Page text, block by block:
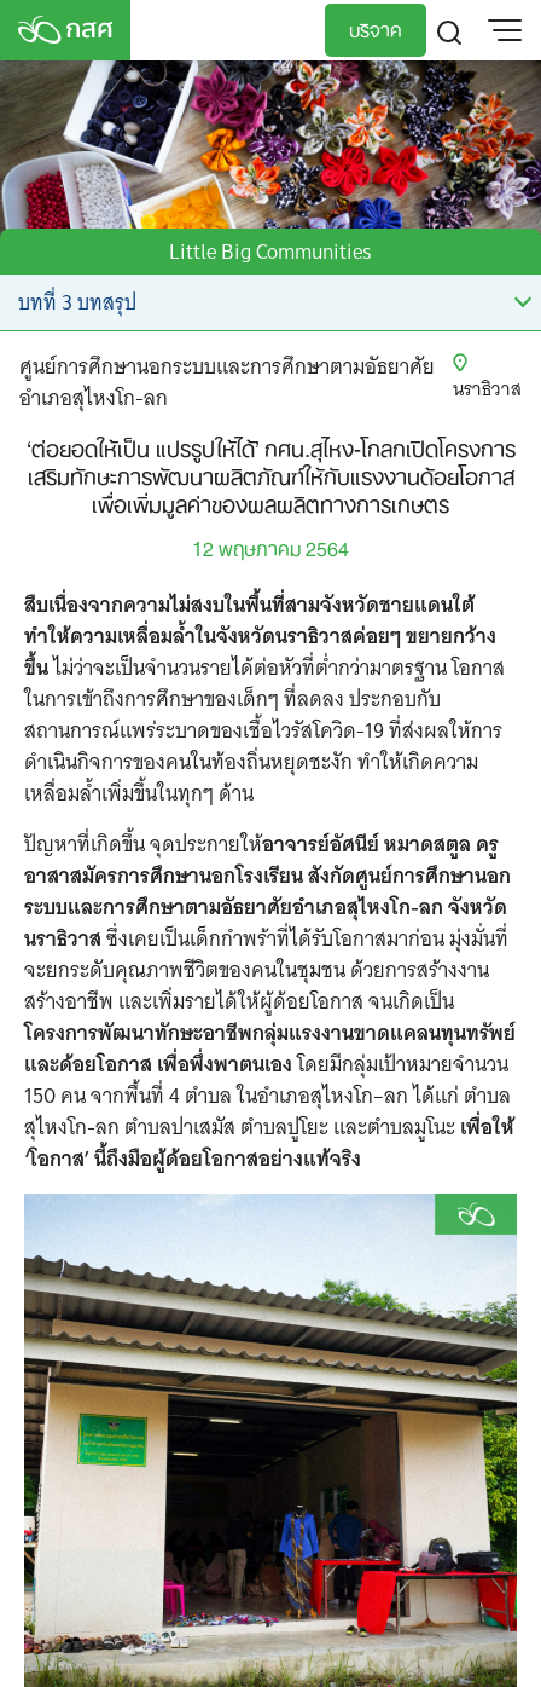
Skip
content
บริจาค
TH
EN
Little Big Communities
ศูนย์การศึกษานอกระบบและการศึกษาตามอัธยาศัย
อำเภอสุไหงโก-ลก
นราธิวาส
‘ต่อยอดให้เป็น แปรรูปให้ได้’ กศน.สุไหง-โกลกเปิดโครงการ
เสริมทักษะการพัฒนาผลิตภัณฑ์ให้กับแรงงานด้อยโอกาส
เพื่อเพิ่มมูลค่าของผลผลิตทางการเกษตร
12 พฤษภาคม 2564
สืบเนื่องจากความไม่สงบในพื้นที่สามจังหวัดชายแดนใต้
ทำให้ความเหลื่อมล้ำในจังหวัดนราธิวาสค่อยๆ ขยายกว้าง
ขึ้นไม่ว่าจะเป็นจำนวนรายได้ต่อหัวที่ต่ำกว่ามาตรฐาน โอกาส
ในการเข้าถึงการศึกษาของเด็กๆ ที่ลดลง ประกอบกับ
สถานการณ์แพร่ระบาดของเชื้อไวรัสโควิด-19 ที่ส่งผลให้การ
ดำเนินกิจการของคนในท้องถิ่นหยุดชะงัก ทำให้เกิดความ
เหลื่อมล้ำเพิ่มขึ้นในทุกๆ ด้าน
ปัญหาที่เกิดขึ้น จุดประกายให้อาจารย์อัศนีย์ หมาดสตูล ครู
อาสาสมัครการศึกษานอกโรงเรียน สังกัดศูนย์การศึกษานอก
ระบบและการศึกษาตามอัธยาศัยอำเภอสุไหงโก-ลก จังหวัด
นราธิวาสซึ่งเคยเป็นเด็กกำพร้าที่ได้รับโอกาสมาก่อน มุ่งมั่นที่
จะยกระดับคุณภาพชีวิตของคนในชุมชน ด้วยการสร้างงาน
สร้างอาชีพ และเพิ่มรายได้ให้ผู้ด้อยโอกาส จนเกิดเป็น
โครงการพัฒนาทักษะอาชีพกลุ่มแรงงานขาดแคลนทุนทรัพย์
และด้อยโอกาส เพื่อพึ่งพาตนเองโดยมีกลุ่มเป้าหมายจำนวน
150 คน จากพื้นที่ 4 ตำบล ในอำเภอสุไหงโก–ลก ได้แก่ ตำบล
สุไหงโก-ลก ตำบลปาเสมัส ตำบลปูโยะ และตำบลมูโนะเพื่อให้
‘โอกาส’ นี้ถึงมือผู้ด้อยโอกาสอย่างแท้จริง